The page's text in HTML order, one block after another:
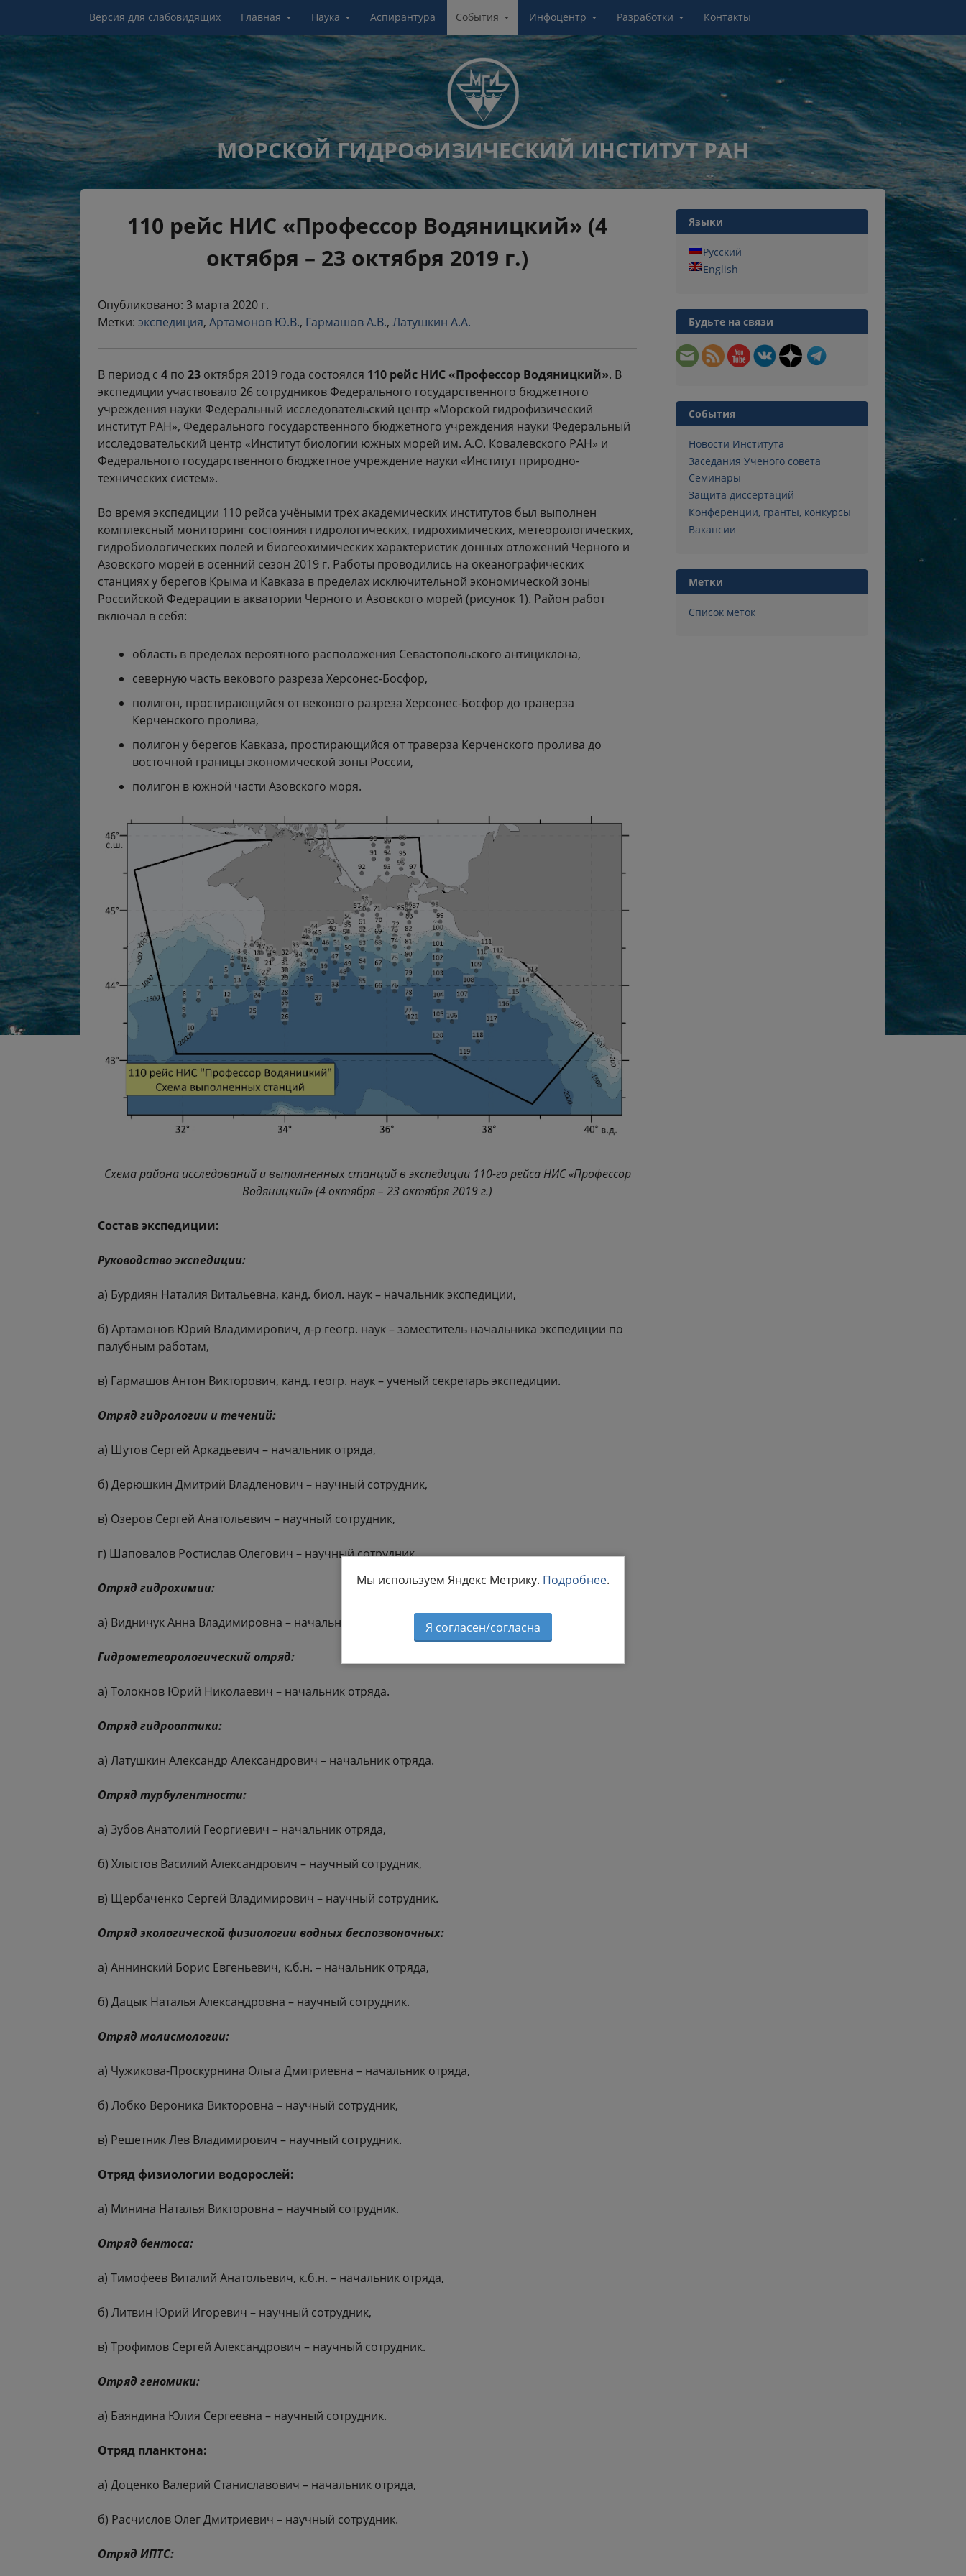
Версия для слабовидящих Главная Наука Аспирантура События Инфоцентр Разработки Контакты
МОРСКОЙ ГИДРОФИЗИЧЕСКИЙ ИНСТИТУТ РАН
110 рейс НИС «Профессор Водяницкий» (4
октября – 23 октября 2019 г.)
Опубликовано: 3 марта 2020 г.
Метки: экспедиция, Артамонов Ю.В., Гармашов А.В., Латушкин А.А.
В период с 4 по 23 октября 2019 года состоялся 110 рейс НИС «Профессор Водяницкий». В
экспедиции участвовало 26 сотрудников Федерального государственного бюджетного
учреждения науки Федеральный исследовательский центр «Морской гидрофизический
институт РАН», Федерального государственного бюджетного учреждения науки Федеральный
исследовательский центр «Институт биологии южных морей им. А.О. Ковалевского РАН» и
Федерального государственного бюджетное учреждение науки «Институт природно-
технических систем».
Во время экспедиции 110 рейса учёными трех академических институтов был выполнен
комплексный мониторинг состояния гидрологических, гидрохимических, метеорологических,
гидробиологических полей и биогеохимических характеристик донных отложений Черного и
Азовского морей в осенний сезон 2019 г. Работы проводились на океанографических
станциях у берегов Крыма и Кавказа в пределах исключительной экономической зоны
Российской Федерации в акватории Черного и Азовского морей (рисунок 1). Район работ
включал в себя:
область в пределах вероятного расположения Севастопольского антициклона,
северную часть векового разреза Херсонес-Босфор,
полигон, простирающийся от векового разреза Херсонес-Босфор до траверза
Керченского пролива,
полигон у берегов Кавказа, простирающийся от траверза Керченского пролива до
восточной границы экономической зоны России,
полигон в южной части Азовского моря.
Схема района исследований и выполненных станций в экспедиции 110-го рейса НИС «Профессор
Водяницкий» (4 октября – 23 октября 2019 г.)
Состав экспедиции:
Руководство экспедиции:
а) Бурдиян Наталия Витальевна, канд. биол. наук – начальник экспедиции,
б) Артамонов Юрий Владимирович, д-р геогр. наук – заместитель начальника экспедиции по
палубным работам,
в) Гармашов Антон Викторович, канд. геогр. наук – ученый секретарь экспедиции.
Отряд гидрологии и течений:
а) Шутов Сергей Аркадьевич – начальник отряда,
б) Дерюшкин Дмитрий Владленович – научный сотрудник,
в) Озеров Сергей Анатольевич – научный сотрудник,
г) Шаповалов Ростислав Олегович – научный сотрудник.
Отряд гидрохимии:
а) Видничук Анна Владимировна – начальник отряда,
Гидрометеорологический отряд:
а) Толокнов Юрий Николаевич – начальник отряда.
Отряд гидрооптики:
а) Латушкин Александр Александрович – начальник отряда.
Отряд турбулентности:
а) Зубов Анатолий Георгиевич – начальник отряда,
б) Хлыстов Василий Александрович – научный сотрудник,
в) Щербаченко Сергей Владимирович – научный сотрудник.
Отряд экологической физиологии водных беспозвоночных:
а) Аннинский Борис Евгеньевич, к.б.н. – начальник отряда,
б) Дацык Наталья Александровна – научный сотрудник.
Отряд молисмологии:
а) Чужикова-Проскурнина Ольга Дмитриевна – начальник отряда,
б) Лобко Вероника Викторовна – научный сотрудник,
в) Решетник Лев Владимирович – научный сотрудник.
Отряд физиологии водорослей:
а) Минина Наталья Викторовна – научный сотрудник.
Отряд бентоса:
а) Тимофеев Виталий Анатольевич, к.б.н. – начальник отряда,
б) Литвин Юрий Игоревич – научный сотрудник,
в) Трофимов Сергей Александрович – научный сотрудник.
Отряд геномики:
а) Баяндина Юлия Сергеевна – научный сотрудник.
Отряд планктона:
а) Доценко Валерий Станиславович – начальник отряда,
б) Расчислов Олег Дмитриевич – научный сотрудник.
Отряд ИПТС:
Языки
Русский
English
Будьте на связи
События
Новости Института
Заседания Ученого совета
Семинары
Защита диссертаций
Конференции, гранты, конкурсы
Вакансии
Метки
Список меток
Мы используем Яндекс Метрику. Подробнее.
Я согласен/согласна